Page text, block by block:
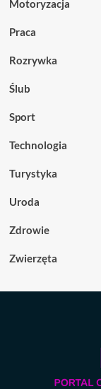
Motoryzacja
Praca
Rozrywka
Ślub
Sport
Technologia
Turystyka
Uroda
Zdrowie
Zwierzęta